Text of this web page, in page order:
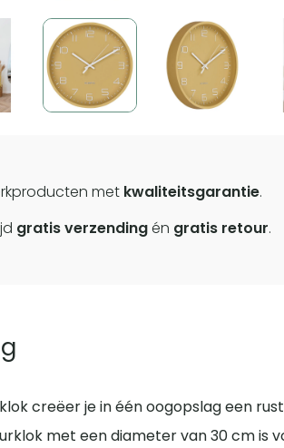
met kwaliteitsgarantie.
gratis verzendingén gratis retour.
creëer je in één oogopslag een
met een diameter van 30 cm is